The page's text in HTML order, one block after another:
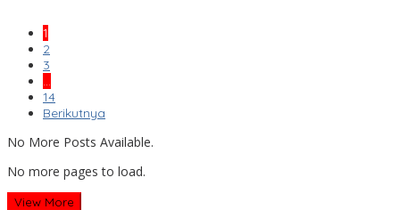
1
2
3
…
14
Berikutnya
No More Posts Available.
No more pages to load.
View More